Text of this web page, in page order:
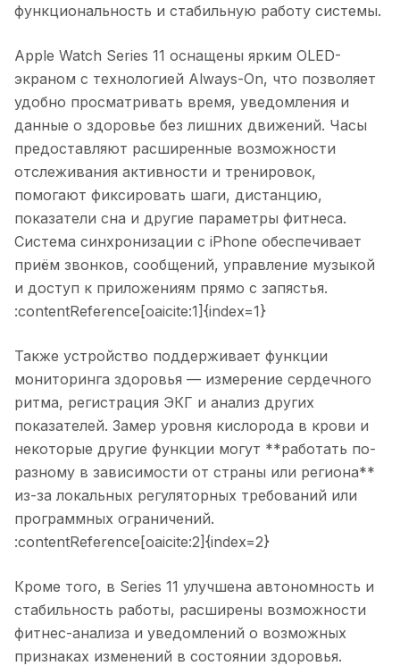
функциональность и стабильную работу системы.
Apple Watch Series 11 оснащены ярким OLED-
экраном с технологией Always-On, что позволяет
удобно просматривать время, уведомления и
данные о здоровье без лишних движений. Часы
предоставляют расширенные возможности
отслеживания активности и тренировок,
помогают фиксировать шаги, дистанцию,
показатели сна и другие параметры фитнеса.
Система синхронизации с iPhone обеспечивает
приём звонков, сообщений, управление музыкой
и доступ к приложениям прямо с запястья.
:contentReference[oaicite:1]{index=1}
Также устройство поддерживает функции
мониторинга здоровья — измерение сердечного
ритма, регистрация ЭКГ и анализ других
показателей. Замер уровня кислорода в крови и
некоторые другие функции могут **работать по-
разному в зависимости от страны или региона**
из-за локальных регуляторных требований или
программных ограничений.
:contentReference[oaicite:2]{index=2}
Кроме того, в Series 11 улучшена автономность и
стабильность работы, расширены возможности
фитнес-анализа и уведомлений о возможных
признаках изменений в состоянии здоровья.